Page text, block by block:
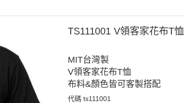
TS111001 V領客家花布T恤
MIT台灣製
V領客家花布T恤
布料&顏色皆可客製搭配
代碼 ts111001